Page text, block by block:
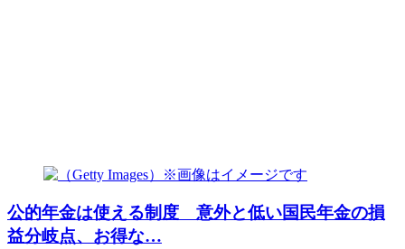
公的年金は使える制度 意外と低い国民年金の損
益分岐点、お得な…